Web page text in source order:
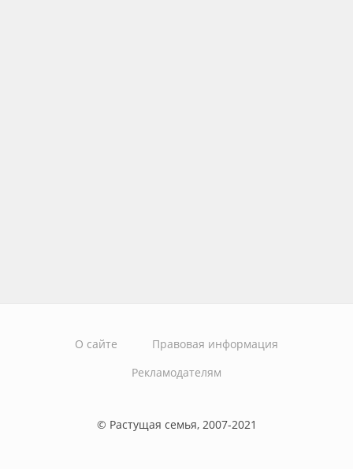
О сайте
Правовая информация
Рекламодателям
© Растущая семья, 2007-2021